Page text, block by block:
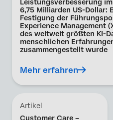
Leistungsverbesserung
6,75 Milliarden US-
Festigung der
Experience Management
des weltweit größten KI-
menschlichen
zusammengestellt wurde
Mehr erfahren
Artikel
Customer Care –